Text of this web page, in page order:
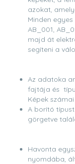
azokat,
Minden
AB_001,
majd át
segíteni a
Az adatoka
fajtája és
Képek
A borító
görgetve
Havonta
nyomdába,